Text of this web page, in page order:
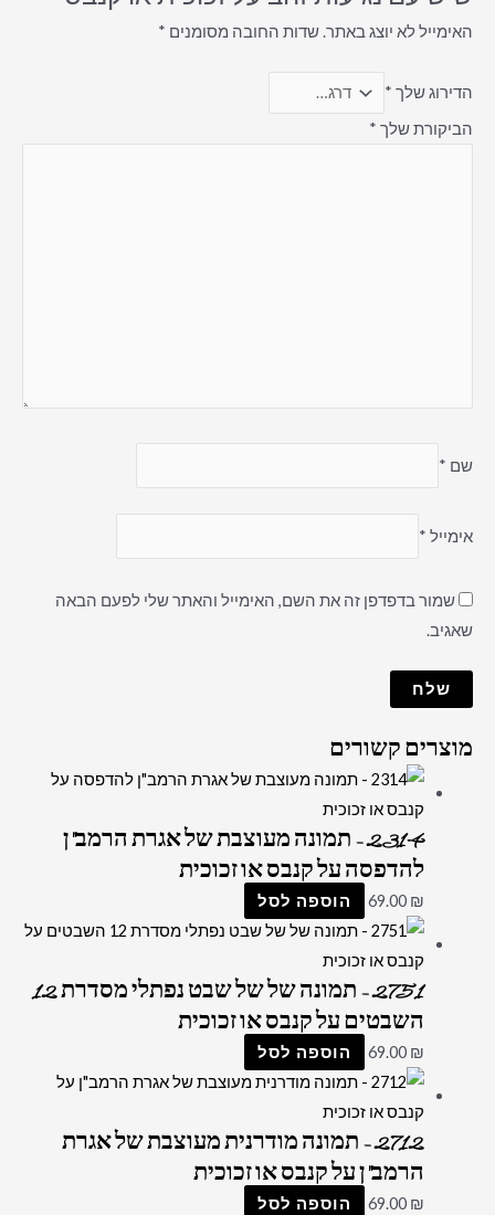
האימייל לא יוצג באתר.שדות החובה מסומנים *
הדירוג שלך *
הביקורת שלך *
שם *
אימייל *
שמור בדפדפן זה את השם, האימייל והאתר שלי לפעם הבאה
שאגיב.
מוצרים קשורים
2314 – תמונה מעוצבת של אגרת הרמב"ן
להדפסה על קנבס או זכוכית
69.00 ₪ הוספה לסל
2751 – תמונה של של שבט נפתלי מסדרת 12
השבטים על קנבס או זכוכית
69.00 ₪ הוספה לסל
2712 – תמונה מודרנית מעוצבת של אגרת
הרמב"ן על קנבס או זכוכית
69.00 ₪ הוספה לסל